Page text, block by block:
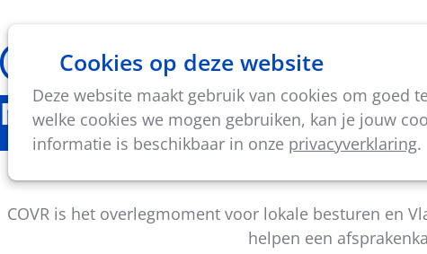
Cookies op deze website
Deze website maakt gebruik van cookies om goed
welke cookies we mogen gebruiken, kan je jouw
informatie is beschikbaar in onze privacyverklaring.
Thema's Vorming &
Nieuws
Uitnodiging
COVR is het overlegmoment voor lokale besturen en
helpen een